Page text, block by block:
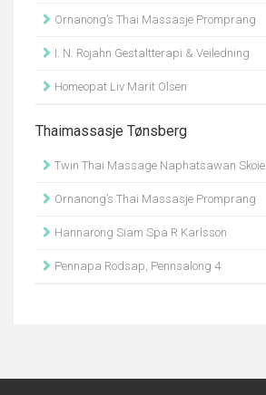
Ornanong’s Thai Massasje Promprang
I. N. Rojahn Gestaltterapi & Veiledning
Homeopat Liv Marit Olsen
Thaimassasje Tønsberg
Twin Thai Massage Naphatsawan Skoie
Ornanong’s Thai Massasje Promprang
Hannarong Siam Spa R Karlsson
Pennapa Rodsap, Pennsalong 4